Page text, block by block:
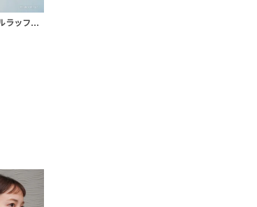
2wayチュールラッフルドレス〈PD-WDOR-341〉